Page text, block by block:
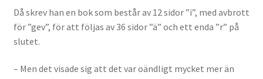
Då skrev han en bok som består av 12 sidor ”i”, med avbrott
för ”gev”, för att följas av 36 sidor ”ä” och ett enda ”r” på
slutet.
– Men det visade sig att det var oändligt mycket mer än